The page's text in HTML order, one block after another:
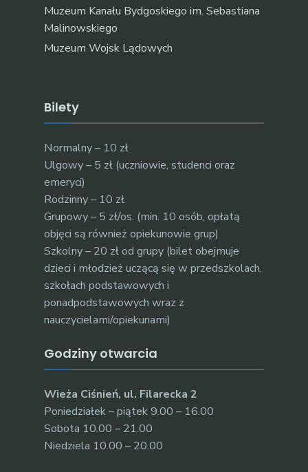
Muzeum Kanału Bydgoskiego im. Sebastiana
Malinowskiego
Muzeum Wojsk Lądowych
Bilety
Normalny – 10 zł
Ulgowy – 5 zł (uczniowie, studenci oraz
emeryci)
Rodzinny – 10 zł
Grupowy – 5 zł/os. (min. 10 osób, opłatą
objęci są również opiekunowie grup)
Szkolny – 20 zł od grupy (bilet obejmuje
dzieci i młodzież uczącą się w przedszkolach,
szkołach podstawowych i
ponadpodstawowych wraz z
nauczycielami/opiekunami)
Godziny otwarcia
Wieża Ciśnień, ul. Filarecka 2
Poniedziałek – piątek 9.00 – 16.00
Sobota 10.00 – 21.00
Niedziela 10.00 – 20.00